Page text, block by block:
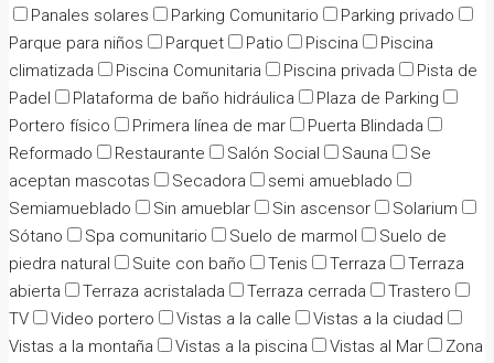
Panales solares
Parking Comunitario
Parking privado
Parque para niños
Parquet Patio Piscina
Piscina
climatizada
Piscina Comunitaria Piscina privada
Pista de
Padel
Plataforma de baño hidráulica
Plaza de Parking
Portero físico
Primera línea de mar
Puerta Blindada
Reformado
Restaurante Salón Social Sauna
Se
aceptan mascotas
Secadora
semi amueblado
Semiamueblado
Sin amueblar Sin ascensor
Solarium
Sótano
Spa comunitario Suelo de marmol
Suelo de
piedra natural
Suite con baño Tenis Terraza
Terraza
abierta
Terraza acristalada Terraza cerrada
Trastero
TV
Video portero Vistas a la calle
Vistas a la ciudad
Vistas a la montaña
Vistas a la piscina Vistas al Mar
Zona